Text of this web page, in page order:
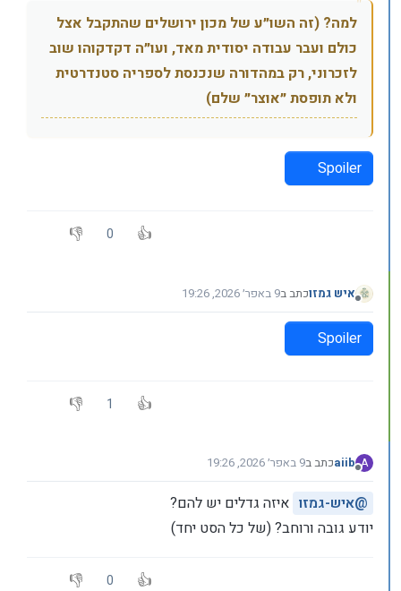
למה? (זה השו״ע של מכון ירושלים שהתקבל אצל
כולם ועבר עבודה יסודית מאד, ועו״ה דקדקוהו שוב
לזכרוני, רק במהדורה שנכנסת לספריה סטנדרטית
ולא תופסת ״אוצר״ שלם)
Spoiler
0
מנותק
איש גמזוכתב ב9 באפר׳ 2026, 19:26
נערך לאחרונה על ידי
Spoiler
1
A
מנותק
aiibכתב ב9 באפר׳ 2026, 19:26
נערך לאחרונה על ידי
@איש-גמזו איזה גדלים יש להם?
יודע גובה ורוחב? (של כל הסט יחד)
0